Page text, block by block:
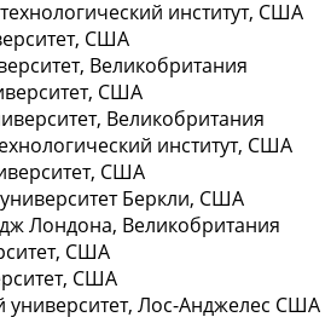
институт, СШA
СШA
Великобритания
США
Великобритaния
инcтитут, СШA
СШA
Беpкли, СШA
Лондона, Великобритaния
СШA
СШA
университет, Лоc-Анджелес СШA